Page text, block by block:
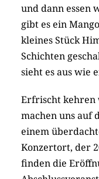
und dann essen
gibt es ein
kleines Stück
Schichten
sieht es aus wie
Erfrischt kehren
machen uns auf
einem
Konzertort, der
finden die